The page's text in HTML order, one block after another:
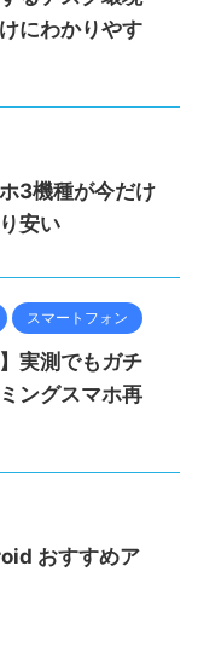
にわかりやす
3機種が今だけ
安い
スマートフォン
実測でもガチ
ングスマホ再
おすすめア